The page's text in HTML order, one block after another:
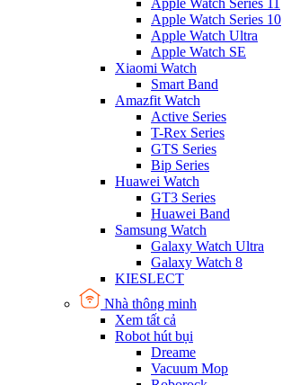
Apple Watch Series 11
Apple Watch Series 10
Apple Watch Ultra
Apple Watch SE
Xiaomi Watch
Smart Band
Amazfit Watch
Active Series
T-Rex Series
GTS Series
Bip Series
Huawei Watch
GT3 Series
Huawei Band
Samsung Watch
Galaxy Watch Ultra
Galaxy Watch 8
KIESLECT
Nhà thông minh
Xem tất cả
Robot hút bụi
Dreame
Vacuum Mop